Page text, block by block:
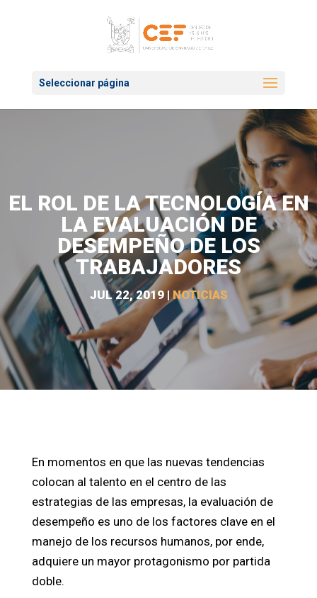
Seleccionar página
EL ROL DE LA TECNOLOGÍA EN
LA EVALUACIÓN DE
DESEMPEÑO DE LOS
TRABAJADORES
JUL 22, 2019|NOTICIAS
En momentos en que las nuevas tendencias
colocan al talento en el centro de las
estrategias de las empresas, la evaluación de
desempeño es uno de los factores clave en el
manejo de los recursos humanos, por ende,
adquiere un mayor protagonismo por partida
doble.